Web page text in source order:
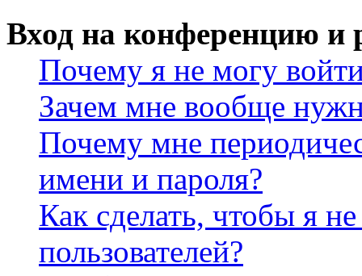
Вход на конференцию и
Почему я не могу
Зачем мне вообще
Почему мне
имени и пароля?
Как сделать, чтобы я
пользователей?